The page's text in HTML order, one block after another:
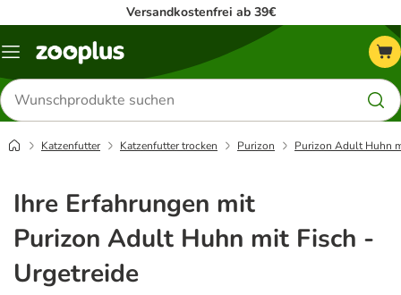
Versandkostenfrei ab 39€
Menü
Produkte
suchen
Katzenfutter Katzenfutter trocken Purizon Purizon Adult Huhn
Ihre Erfahrungen mit
Purizon Adult Huhn mit Fisch -
Urgetreide